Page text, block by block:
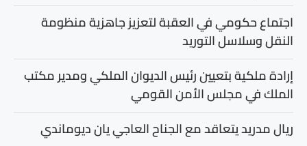
اجتماع حكومي في العقبة لتعزيز جاهزية منظومة
النقل وسلاسل التوريد
إرادة ملكية بتعيين رئيس الديوان الملكي ومدير مكتب
الملك في مجلس الأمن القومي
ريال مدريد يتعاقد مع الجناح العاجي يان ديوماندي